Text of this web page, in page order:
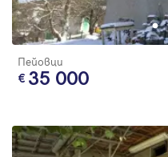
Пейовци
35 000